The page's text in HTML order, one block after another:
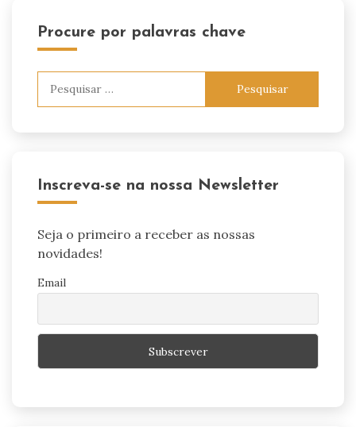
Procure por palavras chave
Inscreva-se na nossa Newsletter
Seja o primeiro a receber as nossas
novidades!
Email